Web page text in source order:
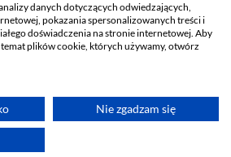
danych dotyczących odwiedzających,
pokazania spersonalizowanych treści i
doświadczenia na stronie internetowej. Aby
plików cookie, których używamy, otwórz
Nie zgadzam się